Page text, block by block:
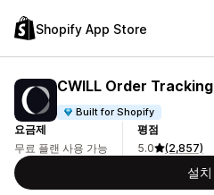
Shopify App Store
CWILL Order Tracking
Built for Shopify
요금제
무료 플랜 사용 가능
평점
5.0
(2,857)
설치